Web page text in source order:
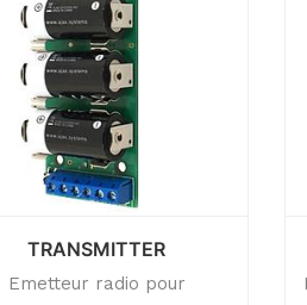
TRANSMITTER
Emetteur radio pour